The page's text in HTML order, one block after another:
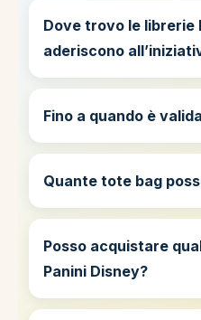
Dove trovo le librerie
aderiscono
Fino a quando è
Quante tote bag
Posso acquistare
Panini Disney?